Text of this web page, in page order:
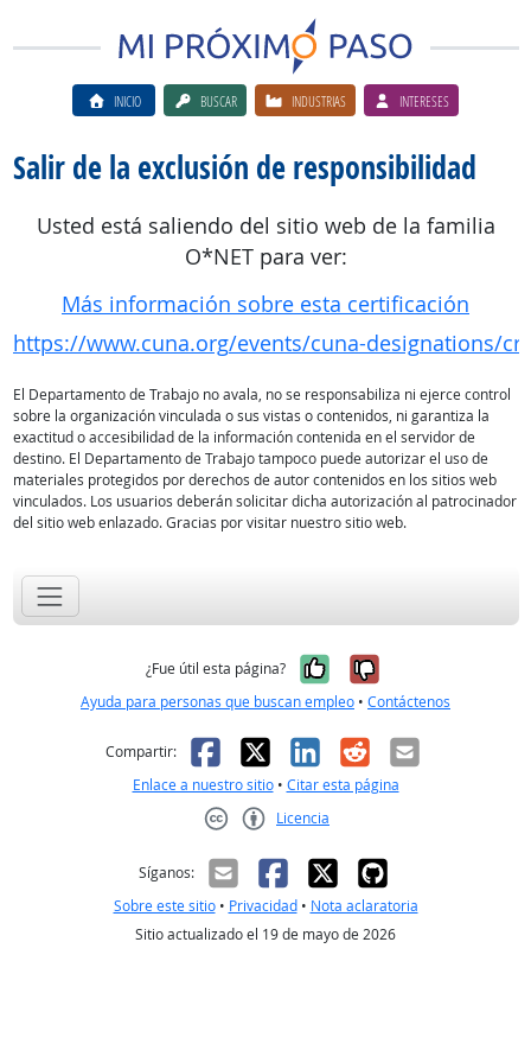
INICIO BUSCAR INDUSTRIAS INTERESES
Salir de la exclusión de responsibilidad
Usted está saliendo del sitio web de la familia
O*NET para ver:
Más información sobre esta certificación
https://www.cuna.org/events/cuna-designations/
El Departamento de Trabajo no avala, no se responsabiliza ni ejerce control
sobre la organización vinculada o sus vistas o contenidos, ni garantiza la
exactitud o accesibilidad de la información contenida en el servidor de
destino. El Departamento de Trabajo tampoco puede autorizar el uso de
materiales protegidos por derechos de autor contenidos en los sitios web
vinculados. Los usuarios deberán solicitar dicha autorización al patrocinador
del sitio web enlazado. Gracias por visitar nuestro sitio web.
¿Fue útil esta página? Sí, fue útil
No, no fue
Ayuda para personas que buscan empleo • Contáctenos
Compartir: Facebook
X LinkedIn
RedditCorreo
Enlace a nuestro sitio• Citar esta página
Licencia
Síganos:
Sobre este sitio• Privacidad• Nota aclaratoria
Sitio actualizado el 19 de mayo de 2026